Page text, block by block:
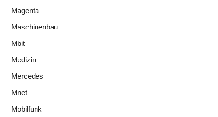
Magenta
Maschinenbau
Mbit
Medizin
Mercedes
Mnet
Mobilfunk